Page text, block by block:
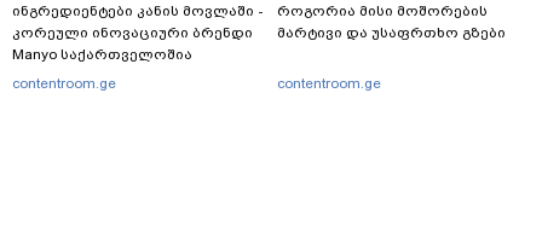
ინგრედიენტები კანის მოვლაში -
კორეული ინოვაციური ბრენდი
Manyo საქართველოშია
contentroom.ge
როგორია მისი მოშორების
მარტივი და უსაფრთხო გზები
contentroom.ge